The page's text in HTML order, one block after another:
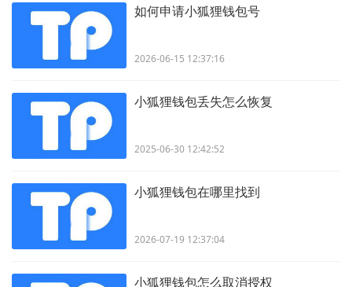
如何申请小狐狸钱包号
2026-06-15 12:37:16
小狐狸钱包丢失怎么恢复
2025-06-30 12:42:52
小狐狸钱包在哪里找到
2026-07-19 12:37:04
小狐狸钱包怎么取消授权